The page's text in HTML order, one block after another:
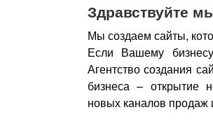
Здравствуйте
Мы создаем сайты,
Если Вашему
Агентство создания
бизнеса – открытие
новых каналов продаж